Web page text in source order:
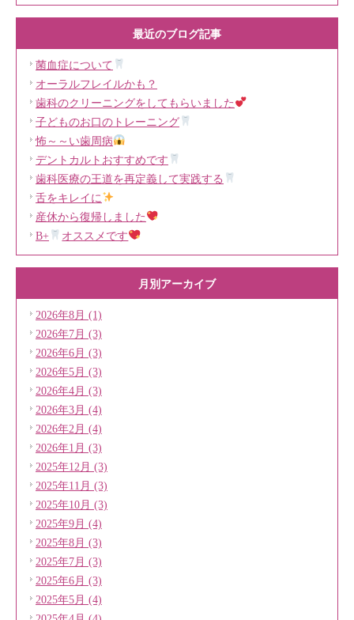
最近のブログ記事
菌血症について
オーラルフレイルかも？
歯科のクリーニングをしてもらいました
子どものお口のトレーニング
怖～～い歯周病
デントカルトおすすめです
歯科医療の王道を再定義して実践する
舌をキレイに
産休から復帰しました
B+
オススメです
月別アーカイブ
2026年8月 (1)
2026年7月 (3)
2026年6月 (3)
2026年5月 (3)
2026年4月 (3)
2026年3月 (4)
2026年2月 (4)
2026年1月 (3)
2025年12月 (3)
2025年11月 (3)
2025年10月 (3)
2025年9月 (4)
2025年8月 (3)
2025年7月 (3)
2025年6月 (3)
2025年5月 (4)